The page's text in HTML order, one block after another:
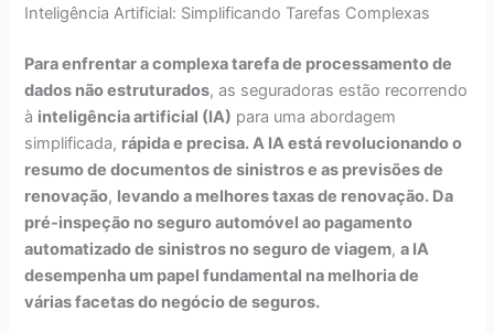
Inteligência Artificial: Simplificando Tarefas Complexas
Para enfrentar a complexa tarefa de processamento de
dados não estruturados, as seguradoras estão recorrendo
à inteligência artificial (IA) para uma abordagem
simplificada, rápida e precisa. A IA está revolucionando o
resumo de documentos de sinistros e as previsões de
renovação, levando a melhores taxas de renovação. Da
pré-inspeção no seguro automóvel ao pagamento
automatizado de sinistros no seguro de viagem,a IA
desempenha um papel fundamental na melhoria de
várias facetas do negócio de seguros.